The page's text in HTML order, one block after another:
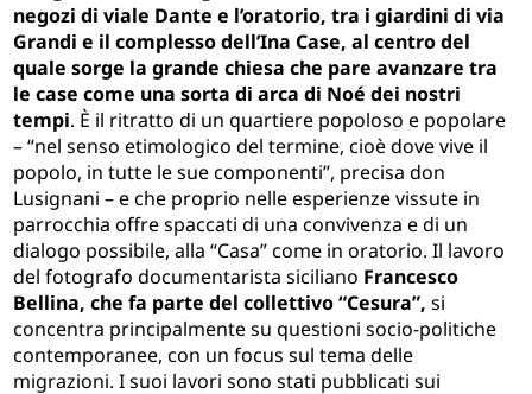
negozi di viale Dante e l’oratorio, tra i giardini di via
Grandi e il complesso dell’Ina Case, al centro del
quale sorge la grande chiesa che pare avanzare tra
le case come una sorta di arca di Noé dei nostri
tempi. È il ritratto di un quartiere popoloso e popolare
– “nel senso etimologico del termine, cioè dove vive il
popolo, in tutte le sue componenti”, precisa don
Lusignani – e che proprio nelle esperienze vissute in
parrocchia offre spaccati di una convivenza e di un
dialogo possibile, alla “Casa” come in oratorio. Il lavoro
del fotografo documentarista siciliano Francesco
Bellina, che fa parte del collettivo “Cesura”, si
concentra principalmente su questioni socio-politiche
contemporanee, con un focus sul tema delle
migrazioni. I suoi lavori sono stati pubblicati sui